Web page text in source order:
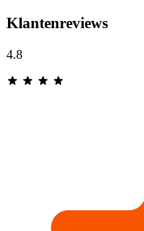
Klantenreviews
4.8